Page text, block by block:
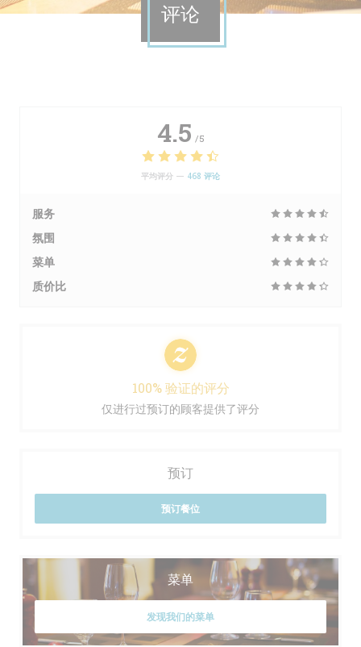
评论
4.5 /5
平均评分 — 468 评论
服务
氛围
菜单
质价比
100% 验证的评分
仅进行过预订的顾客提供了评分
预订
预订餐位
菜单
发现我们的菜单